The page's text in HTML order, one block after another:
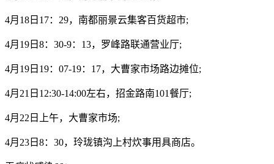
4月18日17：29，南都丽景云集客百货超市;
4月19日8：30-9：13，罗峰路联通营业厅;
4月19日19：07-19：17，大曹家市场路边摊位;
4月21日12:30-14:00左右，招金路南101餐厅;
4月22日上午，大曹家市场;
4月23日8：30，玲珑镇沟上村炊事用具商店。